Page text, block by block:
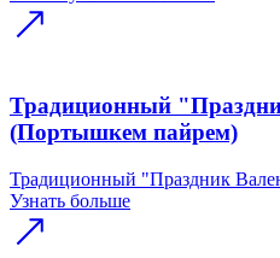
Традиционный
(Портышкем пайрем)
Традиционный "Праздник
Узнать больше